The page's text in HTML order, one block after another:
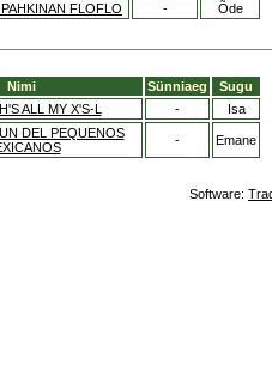
FLOFLO - Õde
Nimi Sünniaeg
Sugu
ALL MY X'S-L - Isa
DEL PEQUENOS
- Emane
Software: